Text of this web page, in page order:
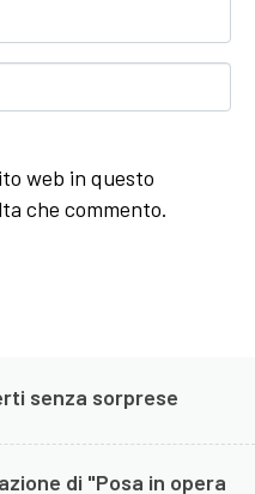
web in questo
che commento.
senza sorprese
di "Posa in opera